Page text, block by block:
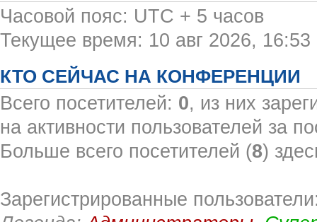
Часовой пояс: UTC + 5 часов
Текущее время: 10 авг 2026, 16:53
КТО СЕЙЧАС НА КОНФЕРЕНЦИИ
Всего посетителей: 0, из них
на активности пользователей за
Больше всего посетителей (8)
Зарегистрированные